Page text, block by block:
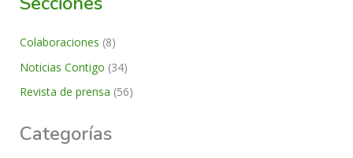
Colaboraciones (8)
Noticias Contigo (34)
Revista de prensa (56)
Categorías